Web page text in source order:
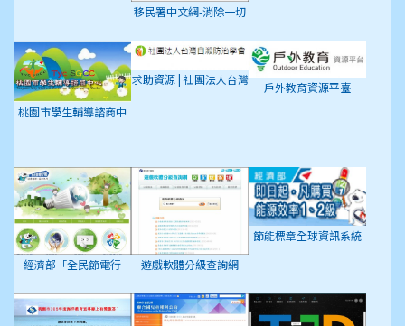
移民署中文網-消除一切
(ICERD)專區
桃園市學生輔導諮商中
求助資源 | 社團法人台灣
戶外教育資源平臺
經濟部「全民節電行
遊戲軟體分級查詢網
節能標章全球資訊系統